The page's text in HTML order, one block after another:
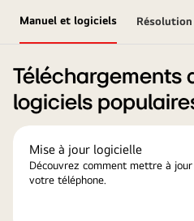
Manuel et logiciels
Téléchargements
logiciels
Mise à jour logicielle
Découvrez comment mettre à
votre téléphone.